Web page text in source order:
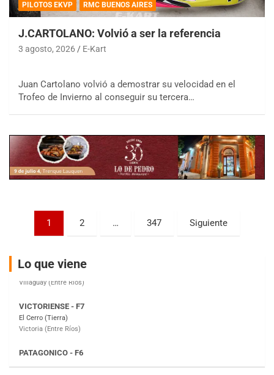
PILOTOS EKVP RMC BUENOS AIRES
J.CARTOLANO: Volvió a ser la referencia
3 agosto, 2026 E-Kart
Juan Cartolano volvió a demostrar su velocidad en el
Trofeo de Invierno al conseguir su tercera…
Paginación
entradas
1 2 … 347 Siguiente
Lo que viene
08/09-AGO
KDO - F6
Ciudad de Trenque Lauquen (Asfalto)
Trenque Lauquen (Buenos Aires)
Villaguay (Entre Ríos)
El Cerro (Tierra)
Victoria (Entre Ríos)
Moto Club Reginense (Tierra)
Gral. E. Godoy (Río Negro)
Juventud Unida (Tierra)